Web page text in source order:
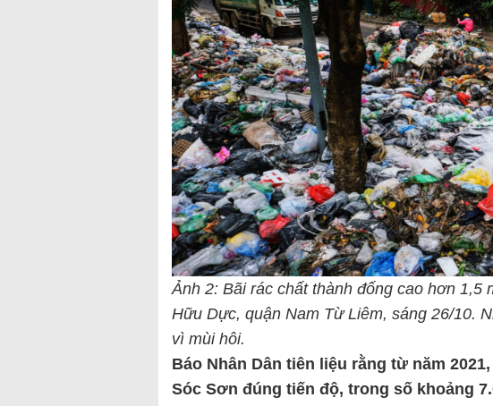
Ảnh 2: Bãi rác chất thành đống cao hơn 1,5
Hữu Dực, quận Nam Từ Liêm, sáng 26/10.
vì mùi hôi.
Báo Nhân Dân tiên liệu rằng từ năm
Sóc Sơn đúng tiến độ, trong số khoảng